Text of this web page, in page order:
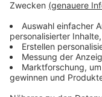
das
das vorläufige
die
auch die Wahl